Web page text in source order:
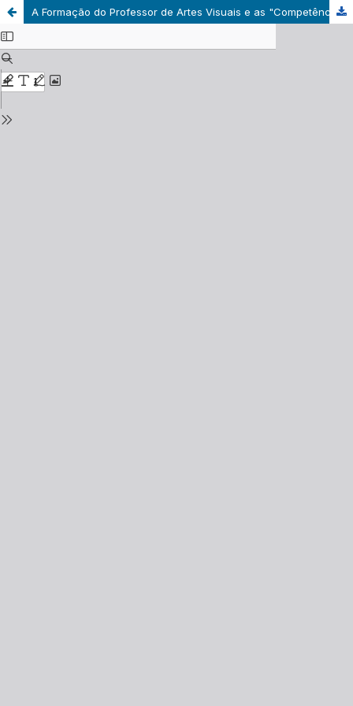
A Formação do Professor de Artes Visuais e as "Competências" Legais